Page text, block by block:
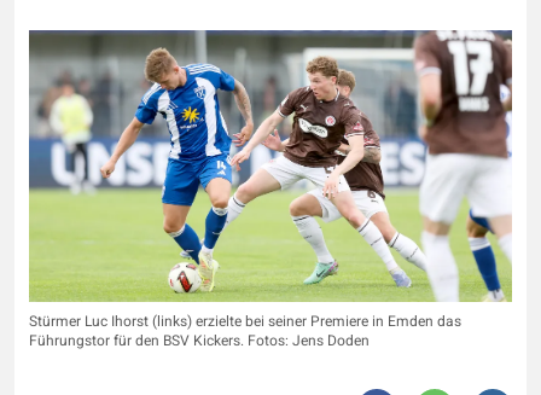
Stürmer Luc Ihorst (links) erzielte bei seiner Premiere in Emden das
Führungstor für den BSV Kickers. Fotos: Jens Doden